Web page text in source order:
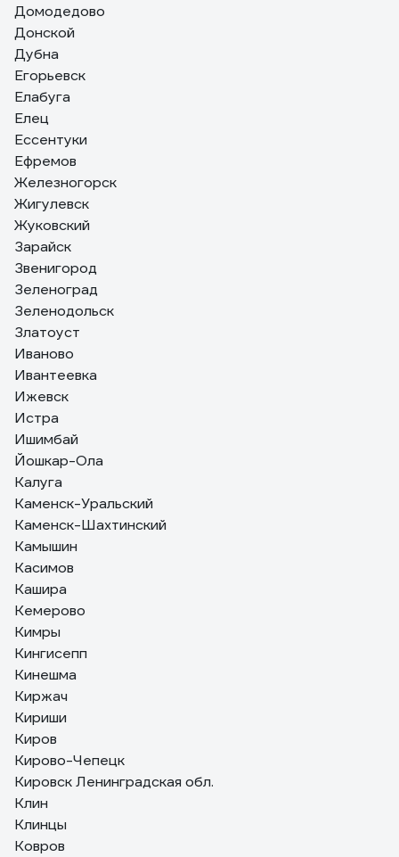
Домодедово
Донской
Дубна
Егорьевск
Елабуга
Елец
Ессентуки
Ефремов
Железногорск
Жигулевск
Жуковский
Зарайск
Звенигород
Зеленоград
Зеленодольск
Златоуст
Иваново
Ивантеевка
Ижевск
Истра
Ишимбай
Йошкар-Ола
Калуга
Каменск-Уральский
Каменск-Шахтинский
Камышин
Касимов
Кашира
Кемерово
Кимры
Кингисепп
Кинешма
Киржач
Кириши
Киров
Кирово-Чепецк
Кировск Ленинградская обл.
Клин
Клинцы
Ковров